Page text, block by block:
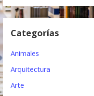
d
n
Categorías
Animales
Arquitectura
Arte